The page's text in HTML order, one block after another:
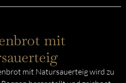
mit
mit Natursauerteig wird zu